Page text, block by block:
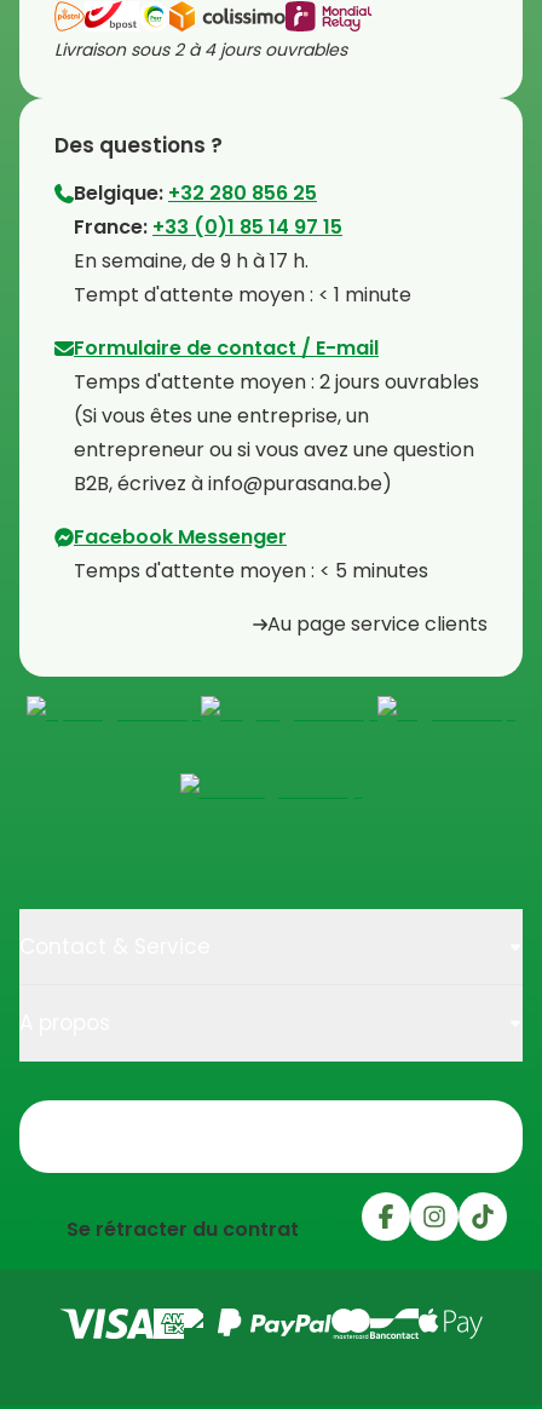
Livraison sous 2 à 4 jours ouvrables
Des questions ?
Belgique: +32 280 856 25
⁠France: +33 (0)1 85 14 97 15
⁠En semaine, de 9 h à 17 h.
⁠Tempt d'attente moyen : < 1 minute
Formulaire de contact / E-mail
Temps d'attente moyen : 2 jours ouvrables
⁠(Si vous êtes une entreprise, un
entrepreneur ou si vous avez une question
B2B, écrivez à info@purasana.be)
Facebook Messenger
Temps d'attente moyen : < 5 minutes
Au page service clients
Se rétracter du contrat